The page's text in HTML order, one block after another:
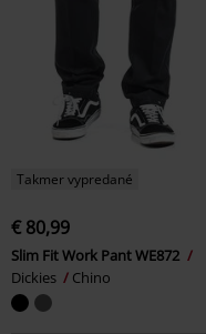
Takmer vypredané
€ 80,99
Slim Fit Work Pant WE872
Dickies
Chino